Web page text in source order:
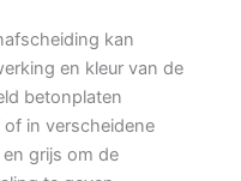
kan
en kleur van de
betonplaten
in verscheidene
grijs om de